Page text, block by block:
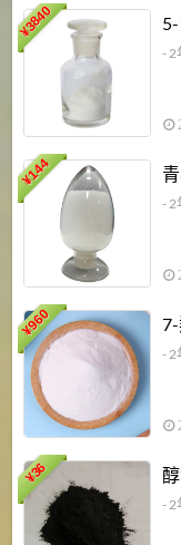
¥
3840
- 2
¥
144
- 2
¥
960
- 2
¥
36
- 2